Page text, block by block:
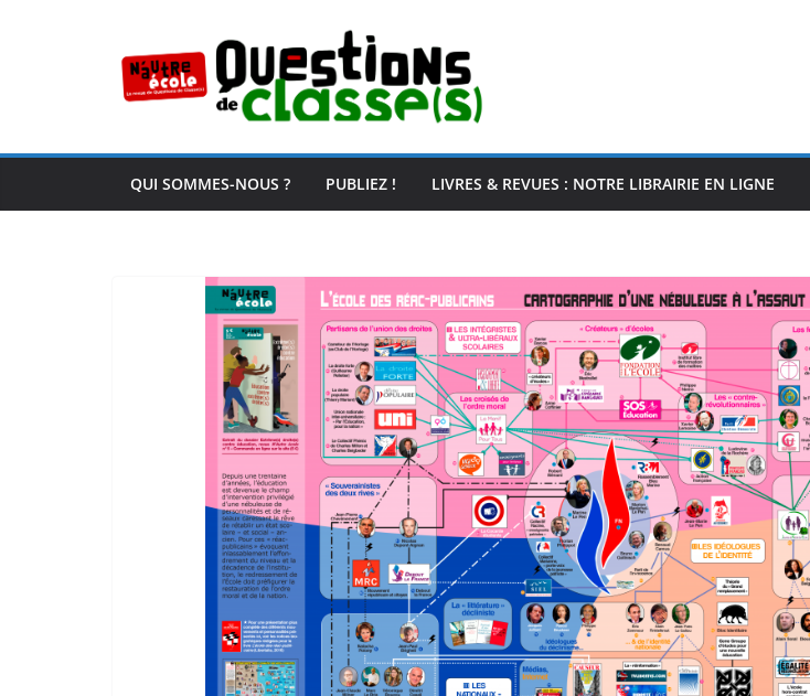
QUI SOMMES-NOUS ? PUBLIEZ ! LIVRES & REVUES : NOTRE LIBRAIRIE EN LIGNE